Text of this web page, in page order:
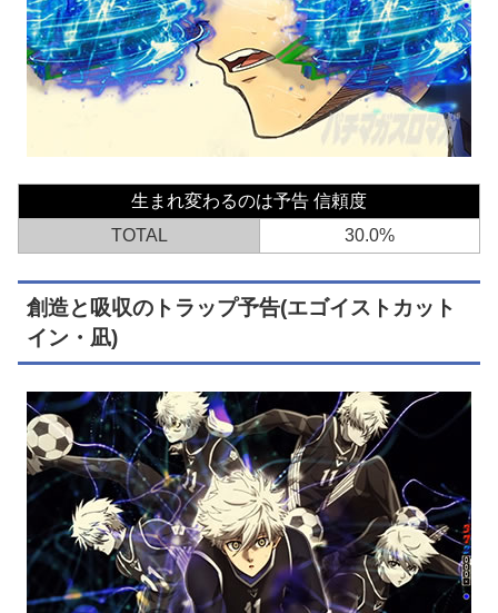
生まれ変わるのは予告 信頼度
TOTAL
30.0%
創造と吸収のトラップ予告(エゴイストカット
イン・凪)